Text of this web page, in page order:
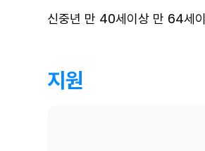
신중년 만 40세이상 만 64세
지원